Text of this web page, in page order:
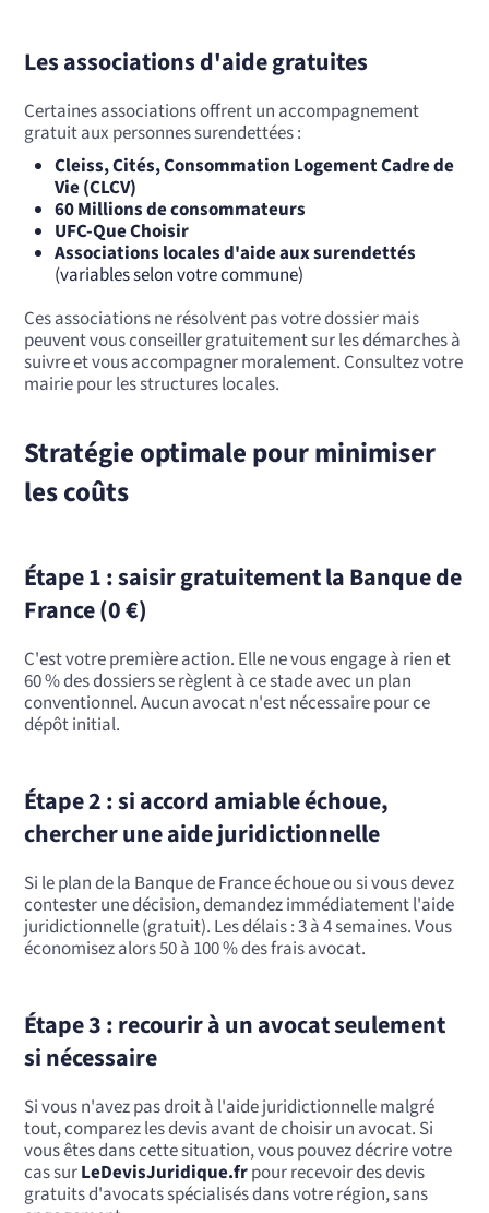
Les associations d'aide gratuites
Certaines associations offrent un accompagnement
gratuit aux personnes surendettées :
Cleiss, Cités, Consommation Logement Cadre de
Vie (CLCV)
60 Millions de consommateurs
UFC-Que Choisir
Associations locales d'aide aux surendettés
(variables selon votre commune)
Ces associations ne résolvent pas votre dossier mais
peuvent vous conseiller gratuitement sur les démarches à
suivre et vous accompagner moralement. Consultez votre
mairie pour les structures locales.
Stratégie optimale pour minimiser
les coûts
Étape 1 : saisir gratuitement la Banque de
France (0 €)
C'est votre première action. Elle ne vous engage à rien et
60 % des dossiers se règlent à ce stade avec un plan
conventionnel. Aucun avocat n'est nécessaire pour ce
dépôt initial.
Étape 2 : si accord amiable échoue,
chercher une aide juridictionnelle
Si le plan de la Banque de France échoue ou si vous devez
contester une décision, demandez immédiatement l'aide
juridictionnelle (gratuit). Les délais : 3 à 4 semaines. Vous
économisez alors 50 à 100 % des frais avocat.
Étape 3 : recourir à un avocat seulement
si nécessaire
Si vous n'avez pas droit à l'aide juridictionnelle malgré
tout, comparez les devis avant de choisir un avocat. Si
vous êtes dans cette situation, vous pouvez décrire votre
cas surLeDevisJuridique.frpour recevoir des devis
gratuits d'avocats spécialisés dans votre région, sans